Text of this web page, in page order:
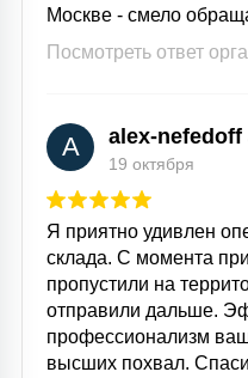
Москве - смело
Посмотреть ответ
A alex-nefedoff
19 октября
Я приятно удивлен
склада. С момента
пропустили на
отправили дальше.
профессионализм
высших похвал.